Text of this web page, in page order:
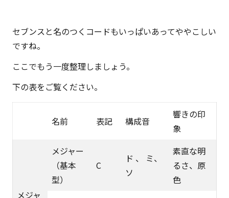
イ
テ
×
ビ
セブンスと名のつくコードもいっぱいあってややこしい
ですね。
ここでもう一度整理しましょう。
下の表をご覧ください。
名前 表記 構成音
響きの印
象
メジャ
メジャー
（基本
型）
C
ド 、 ミ、
ソ
素直な明
るさ、原
色